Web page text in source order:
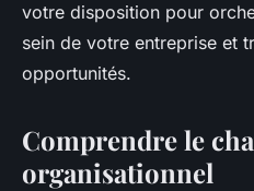
votre disposition pour
sein de votre entreprise et
opportunités.
Comprendre le
organisationnel